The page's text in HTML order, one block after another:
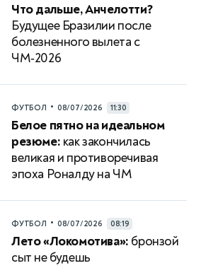
Что дальше, Анчелотти?
Будущее Бразилии после
болезненного вылета с
ЧМ‑2026
ФУТБОЛ • 08/07/2026 11:30
Белое пятно на идеальном
резюме: как закончилась
великая и противоречивая
эпоха Роналду на ЧМ
ФУТБОЛ • 08/07/2026 08:19
Лето «Локомотива»: бронзой
сыт не будешь